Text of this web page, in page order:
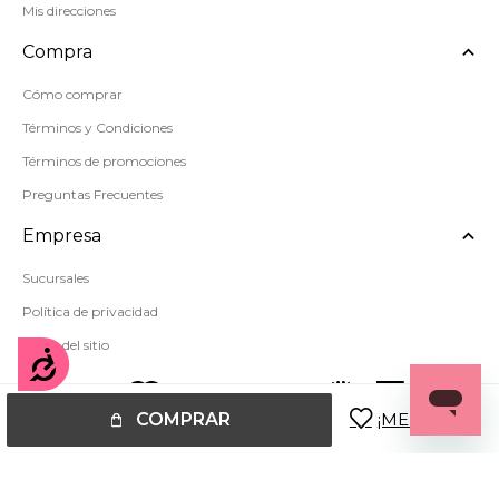
Accesibilidad
COMPRAR
Mis direcciones
Compra
Cómo comprar
Términos y Condiciones
Términos de promociones
Preguntas Frecuentes
Empresa
Sucursales
Política de privacidad
Mapa del sitio